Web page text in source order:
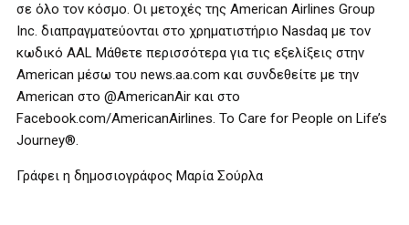
σε όλο τον κόσμο. Οι μετοχές της American Airlines Group
Inc. διαπραγματεύονται στο χρηματιστήριο Nasdaq με τον
κωδικό AAL Μάθετε περισσότερα για τις εξελίξεις στην
American μέσω του news.aa.com και συνδεθείτε με την
American στο @AmericanAir και στο
Facebook.com/AmericanAirlines. To Care for People on Life’s
Journey®.
Γράφει η δημοσιογράφος Μαρία Σούρλα